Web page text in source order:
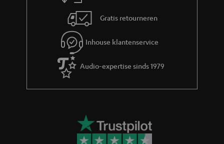
Gratis retourneren
Inhouse klantenservice
Audio-expertise sinds 1979